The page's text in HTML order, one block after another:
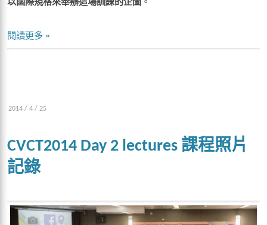
閱讀更多 »
2014 / 4 / 25
CVCT2014 Day 2 lectures 課程照片
記錄